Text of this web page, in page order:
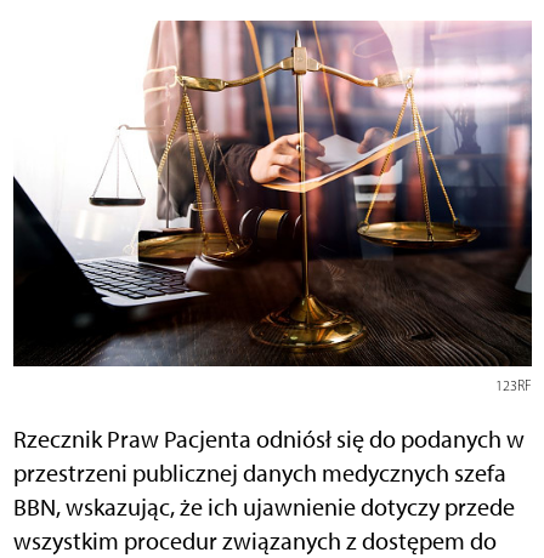
123RF
Rzecznik Praw Pacjenta odniósł się do podanych w
przestrzeni publicznej danych medycznych szefa
BBN, wskazując, że ich ujawnienie dotyczy przede
wszystkim procedur związanych z dostępem do